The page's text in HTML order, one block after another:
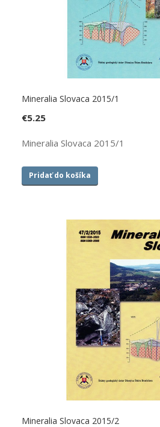
Mineralia Slovaca 2015/1
€5.25
Mineralia Slovaca 2015/1
Pridať do košíka
Mineralia Slovaca 2015/2